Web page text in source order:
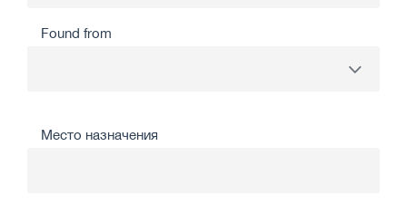
Found from
Место назначения